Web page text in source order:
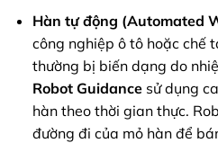
Hàn tự động (Automated
công nghiệp ô tô hoặc chế
thường bị biến dạng do
Robot Guidancesử dụng
hàn theo thời gian thực.
đường đi của mỏ hàn để